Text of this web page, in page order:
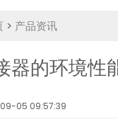
> 产品资讯
器的环境性
05 09:57:39